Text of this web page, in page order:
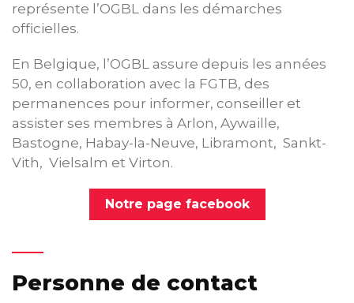
représente l’OGBL dans les démarches
officielles.
En Belgique, l’OGBL assure depuis les années
50, en collaboration avec la FGTB, des
permanences pour informer, conseiller et
assister ses membres à Arlon, Aywaille,
Bastogne, Habay-la-Neuve, Libramont, Sankt-
Vith, Vielsalm et Virton.
Notre page facebook
Personne de contact